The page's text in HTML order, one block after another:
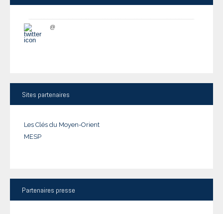
@
Sites partenaires
Les Clés du Moyen-Orient
MESP
Partenaires presse